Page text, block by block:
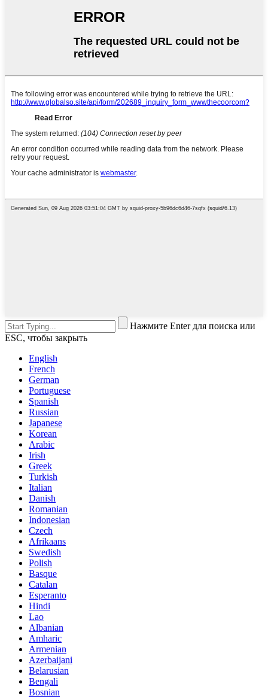
Нажмите Enter для поиска или
ESC, чтобы закрыть
English
French
German
Portuguese
Spanish
Russian
Japanese
Korean
Arabic
Irish
Greek
Turkish
Italian
Danish
Romanian
Indonesian
Czech
Afrikaans
Swedish
Polish
Basque
Catalan
Esperanto
Hindi
Lao
Albanian
Amharic
Armenian
Azerbaijani
Belarusian
Bengali
Bosnian